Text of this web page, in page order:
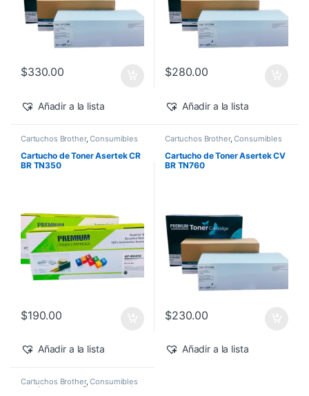
$330.00
Añadir a la lista
$280.00
Añadir a la lista
Cartuchos Brother,Consumibles
Toner Asertek
Cartucho de Toner Asertek CR
BR TN350
$190.00
Añadir a la lista
Cartuchos Brother,Consumibles
Toner Asertek
Cartucho de Toner Asertek CV
BR TN760
$230.00
Añadir a la lista
Cartuchos Brother,Consumibles
para Impresoras Descuentos de